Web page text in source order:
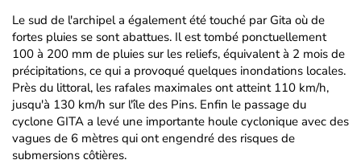
Le sud de l'archipel a également été touché par Gita où de
fortes pluies se sont abattues. Il est tombé ponctuellement
100 à 200 mm de pluies sur les reliefs, équivalent à 2 mois de
précipitations, ce qui a provoqué quelques inondations locales.
Près du littoral, les rafales maximales ont atteint 110 km/h,
jusqu'à 130 km/h sur l'île des Pins. Enfin le passage du
cyclone GITA a levé une importante houle cyclonique avec des
vagues de 6 mètres qui ont engendré des risques de
submersions côtières.